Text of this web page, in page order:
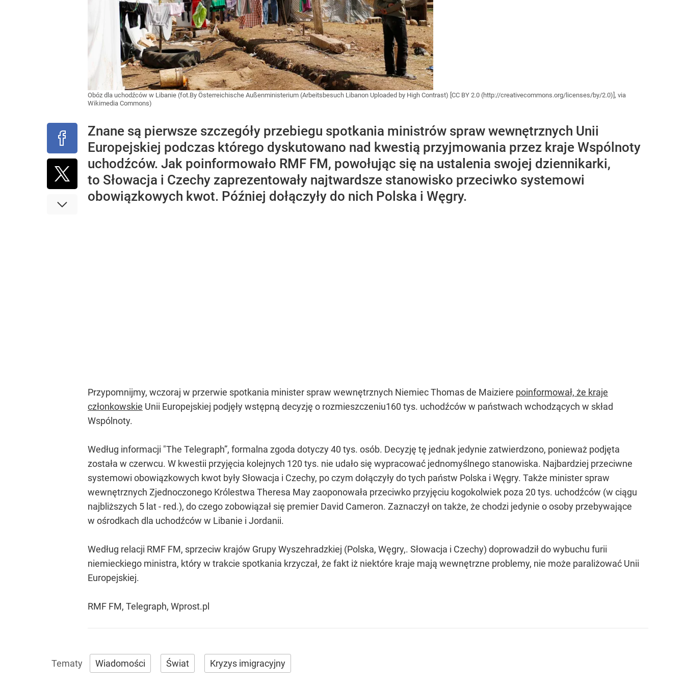
Obóz dla uchodźców w Libanie (fot.By Österreichische Außenministerium (Arbeitsbesuch Libanon Uploaded by High Contrast) [CC BY 2.0 (http://creativecommons.org/licenses/by/2.0)], via
Wikimedia Commons)
Znane są pierwsze szczegóły przebiegu spotkania ministrów spraw wewnętrznych Unii
Europejskiej podczas którego dyskutowano nad kwestią przyjmowania przez kraje Wspólnoty
uchodźców. Jak poinformowało RMF FM, powołując się na ustalenia swojej dziennikarki,
to Słowacja i Czechy zaprezentowały najtwardsze stanowisko przeciwko systemowi
obowiązkowych kwot. Później dołączyły do nich Polska i Węgry.
Przypomnijmy, wczoraj w przerwie spotkania minister spraw wewnętrznych Niemiec Thomas de Maiziere poinformował, że kraje
członkowskie Unii Europejskiej podjęły wstępną decyzję o rozmieszczeniu160 tys. uchodźców w państwach wchodzących w skład
Wspólnoty.
Według informacji "The Telegraph”, formalna zgoda dotyczy 40 tys. osób. Decyzję tę jednak jedynie zatwierdzono, ponieważ podjęta
została w czerwcu. W kwestii przyjęcia kolejnych 120 tys. nie udało się wypracować jednomyślnego stanowiska. Najbardziej przeciwne
systemowi obowiązkowych kwot były Słowacja i Czechy, po czym dołączyły do tych państw Polska i Węgry. Także minister spraw
wewnętrznych Zjednoczonego Królestwa Theresa May zaoponowała przeciwko przyjęciu kogokolwiek poza 20 tys. uchodźców (w ciągu
najbliższych 5 lat - red.), do czego zobowiązał się premier David Cameron. Zaznaczył on także, że chodzi jedynie o osoby przebywające
w ośrodkach dla uchodźców w Libanie i Jordanii.
Według relacji RMF FM, sprzeciw krajów Grupy Wyszehradzkiej (Polska, Węgry,. Słowacja i Czechy) doprowadził do wybuchu furii
niemieckiego ministra, który w trakcie spotkania krzyczał, że fakt iż niektóre kraje mają wewnętrzne problemy, nie może paraliżować Unii
Europejskiej.
RMF FM, Telegraph, Wprost.pl
Wiadomości Świat Kryzys imigracyjny